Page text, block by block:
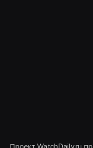
Проект WatchDaily.ru